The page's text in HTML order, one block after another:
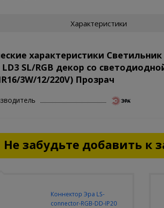
Характеристики
характеристики
LD3 SL/RGB декор со
3W/12/220V) Прозрач
Не забудьте добавить к
Коннектор Эра LS-
connector-RGB-DD-IP20